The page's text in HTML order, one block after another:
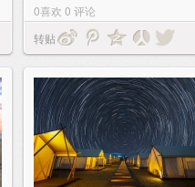
0喜欢 0 评论
转贴